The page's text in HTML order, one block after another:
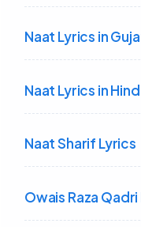
Naat Lyrics in
Naat Lyrics in
Naat Sharif Lyrics
Owais Raza